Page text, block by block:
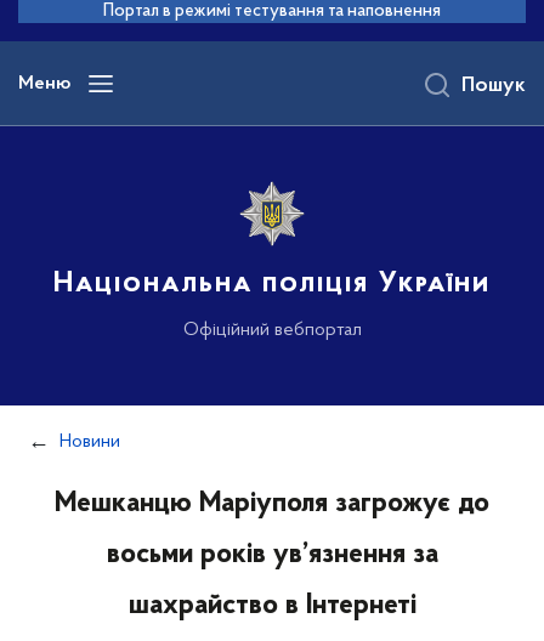
основного
вмісту
Портал в режимі тестування та наповнення
Меню
Національна поліція України
Офіційний вебпортал
Пошук
Новини
Мешканцю Маріуполя загрожує до
восьми років ув’язнення за
шахрайство в Інтернеті